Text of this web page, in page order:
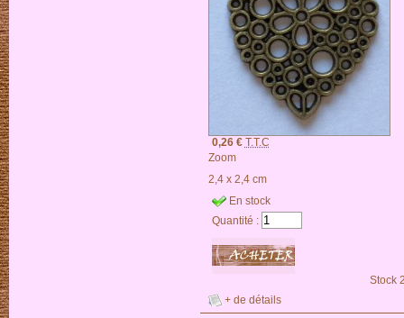
0,26 € T.T.C
Zoom
2,4 x 2,4 cm
En stock
Quantité :
Stock
+ de détails